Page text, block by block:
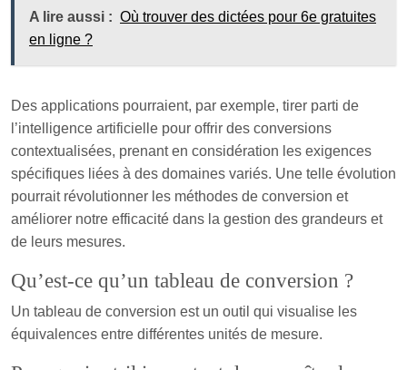
A lire aussi : Où trouver des dictées pour 6e gratuites
en ligne ?
Des applications pourraient, par exemple, tirer parti de
l’intelligence artificielle pour offrir des conversions
contextualisées, prenant en considération les exigences
spécifiques liées à des domaines variés. Une telle évolution
pourrait révolutionner les méthodes de conversion et
améliorer notre efficacité dans la gestion des grandeurs et
de leurs mesures.
Qu’est-ce qu’un tableau de conversion ?
Un tableau de conversion est un outil qui visualise les
équivalences entre différentes unités de mesure.